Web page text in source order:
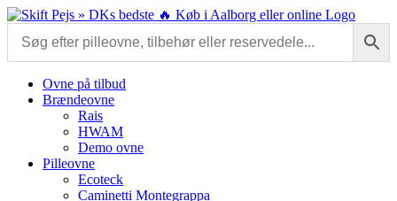
Skip
content
Ovne på tilbud
Brændeovne
Rais
HWAM
Demo ovne
Pilleovne
Ecoteck
Caminetti Montegrappa